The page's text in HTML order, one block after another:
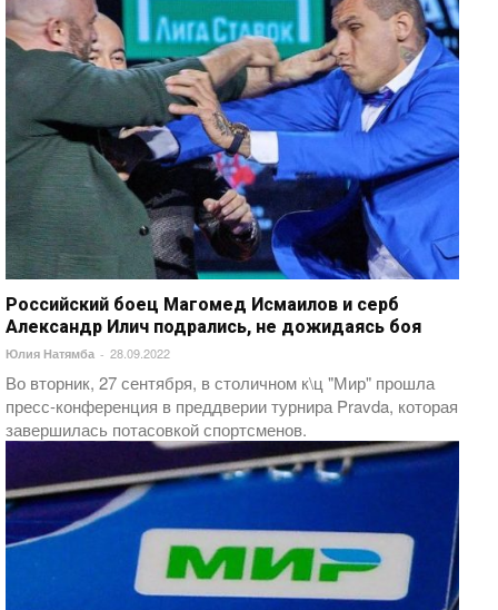
Российский боец Магомед Исмаилов и серб
Александр Илич подрались, не дожидаясь боя
Юлия Натямба - 28.09.2022
Во вторник, 27 сентября, в столичном к\ц "Мир" прошла
пресс-конференция в преддверии турнира Pravda, которая
завершилась потасовкой спортсменов.